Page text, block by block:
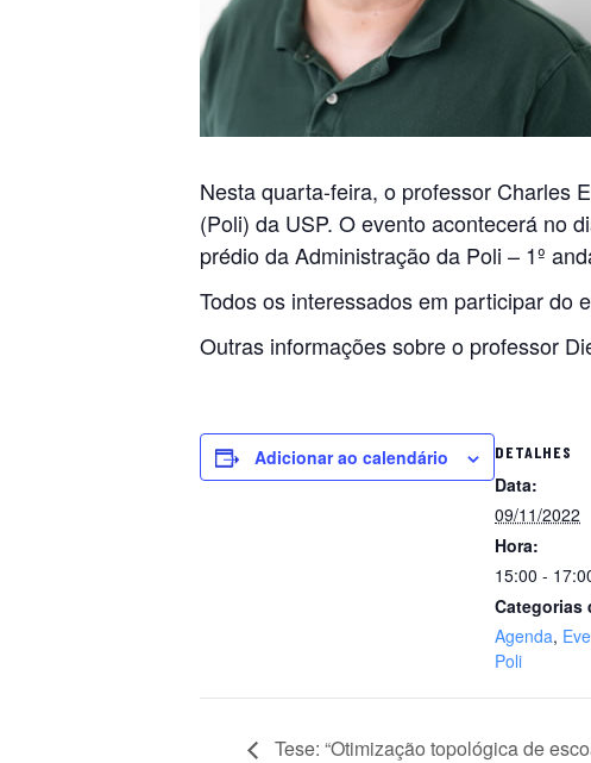
Nesta quarta-feira, o professor Charles
(Poli) da USP. O evento acontecerá no
prédio da Administração da Poli – 1º
Todos os interessados em participar do
Outras informações sobre o professor
Adicionar ao calendário DETALHES
Data:
09/11/2022
Hora:
15:00 -
Categorias
Agenda,
Poli
Tese: “Otimização topológica de